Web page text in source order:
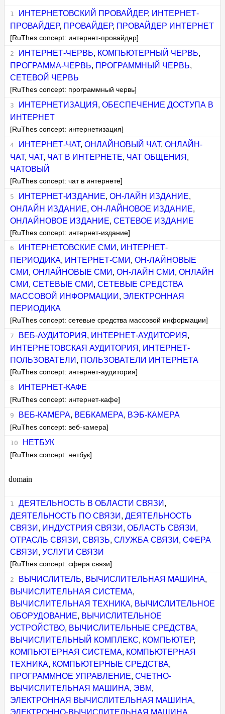
ИНТЕРНЕТОВСКИЙ ПРОВАЙДЕР, ИНТЕРНЕТ-
ПРОВАЙДЕР, ПРОВАЙДЕР, ПРОВАЙДЕР ИНТЕРНЕТ
[RuThes concept: интернет-провайдер]
ИНТЕРНЕТ-ЧЕРВЬ, КОМПЬЮТЕРНЫЙ ЧЕРВЬ,
ПРОГРАММА-ЧЕРВЬ, ПРОГРАММНЫЙ ЧЕРВЬ,
СЕТЕВОЙ ЧЕРВЬ
[RuThes concept: программный червь]
ИНТЕРНЕТИЗАЦИЯ , ОБЕСПЕЧЕНИЕ ДОСТУПА В
ИНТЕРНЕТ
[RuThes concept: интернетизация]
ИНТЕРНЕТ-ЧАТ, ОНЛАЙНОВЫЙ ЧАТ, ОНЛАЙН-
ЧАТ, ЧАТ, ЧАТ В ИНТЕРНЕТЕ, ЧАТ ОБЩЕНИЯ ,
ЧАТОВЫЙ
[RuThes concept: чат в интернете]
ИНТЕРНЕТ-ИЗДАНИЕ, ОН-ЛАЙН ИЗДАНИЕ,
ОНЛАЙН ИЗДАНИЕ,ОН-ЛАЙНОВОЕ ИЗДАНИЕ,
ОНЛАЙНОВОЕ ИЗДАНИЕ,СЕТЕВОЕ ИЗДАНИЕ
[RuThes concept: интернет-издание]
ИНТЕРНЕТОВСКИЕ СМИ , ИНТЕРНЕТ-
ПЕРИОДИКА, ИНТЕРНЕТ-СМИ ,ОН-ЛАЙНОВЫЕ
СМИ ,ОНЛАЙНОВЫЕ СМИ ,ОН-ЛАЙН СМИ ,ОНЛАЙН
СМИ ,СЕТЕВЫЕ СМИ ,СЕТЕВЫЕ СРЕДСТВА
МАССОВОЙ ИНФОРМАЦИИ , ЭЛЕКТРОННАЯ
ПЕРИОДИКА
[RuThes concept: сетевые средства массовой информации]
ВЕБ-АУДИТОРИЯ , ИНТЕРНЕТ-АУДИТОРИЯ ,
ИНТЕРНЕТОВСКАЯ АУДИТОРИЯ , ИНТЕРНЕТ-
ПОЛЬЗОВАТЕЛИ , ПОЛЬЗОВАТЕЛИ ИНТЕРНЕТА
[RuThes concept: интернет-аудитория]
ИНТЕРНЕТ-КАФЕ
[RuThes concept: интернет-кафе]
ВЕБ-КАМЕРА, ВЕБКАМЕРА, ВЭБ-КАМЕРА
[RuThes concept: веб-камера]
НЕТБУК
[RuThes concept: нетбук]
domain
ДЕЯТЕЛЬНОСТЬ В ОБЛАСТИ СВЯЗИ ,
ДЕЯТЕЛЬНОСТЬ ПО СВЯЗИ ,ДЕЯТЕЛЬНОСТЬ
СВЯЗИ , ИНДУСТРИЯ СВЯЗИ ,ОБЛАСТЬ СВЯЗИ ,
ОТРАСЛЬ СВЯЗИ ,СВЯЗЬ,СЛУЖБА СВЯЗИ ,СФЕРА
СВЯЗИ ,УСЛУГИ СВЯЗИ
[RuThes concept: сфера связи]
ВЫЧИСЛИТЕЛЬ, ВЫЧИСЛИТЕЛЬНАЯ МАШИНА,
ВЫЧИСЛИТЕЛЬНАЯ СИСТЕМА,
ВЫЧИСЛИТЕЛЬНАЯ ТЕХНИКА, ВЫЧИСЛИТЕЛЬНОЕ
ОБОРУДОВАНИЕ, ВЫЧИСЛИТЕЛЬНОЕ
УСТРОЙСТВО, ВЫЧИСЛИТЕЛЬНЫЕ СРЕДСТВА,
ВЫЧИСЛИТЕЛЬНЫЙ КОМПЛЕКС, КОМПЬЮТЕР,
КОМПЬЮТЕРНАЯ СИСТЕМА, КОМПЬЮТЕРНАЯ
ТЕХНИКА, КОМПЬЮТЕРНЫЕ СРЕДСТВА,
ПРОГРАММНОЕ УПРАВЛЕНИЕ,СЧЕТНО-
ВЫЧИСЛИТЕЛЬНАЯ МАШИНА, ЭВМ,
ЭЛЕКТРОННАЯ ВЫЧИСЛИТЕЛЬНАЯ МАШИНА,